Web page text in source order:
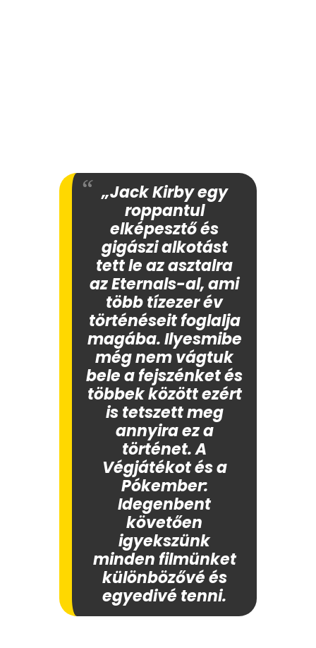
„Jack Kirby egy
roppantul
elképesztő és
gigászi alkotást
tett le az asztalra
az Eternals-al, ami
több tízezer év
történéseit foglalja
magába. Ilyesmibe
még nem vágtuk
bele a fejszénket és
többek között ezért
is tetszett meg
annyira ez a
történet. A
Végjátékot és a
Pókember:
Idegenbent
követően
igyekszünk
minden filmünket
különbözővé és
egyedivé tenni.